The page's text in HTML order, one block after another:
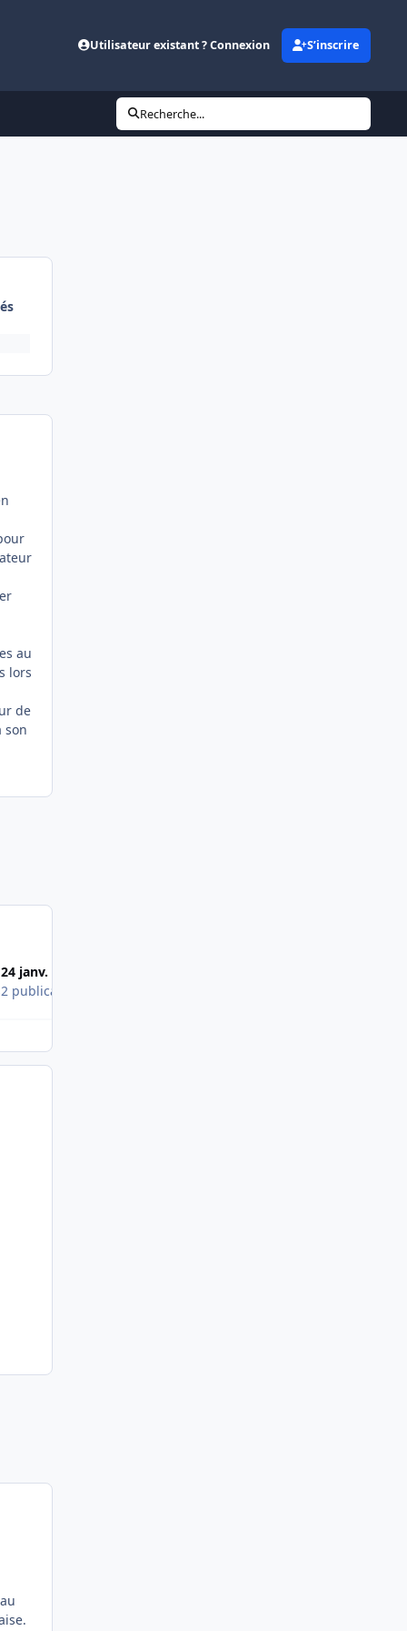
Utilisateur existant ? Connexion S’inscrire
Recherche...
au
lors
de
son
24 janv. 2011
2 publications